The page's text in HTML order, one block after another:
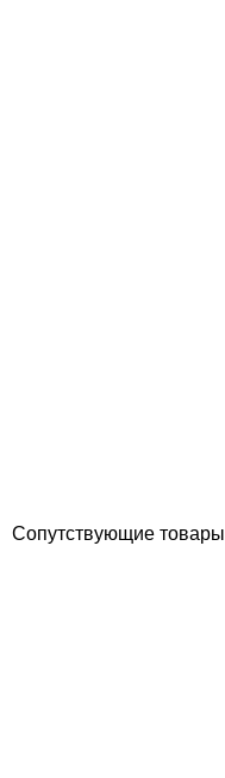
Сопутствующие товары